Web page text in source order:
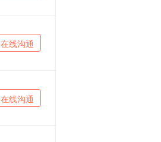
在线沟通
在线沟通